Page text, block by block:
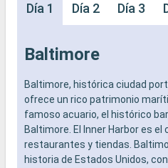
Día 1 Día 2 Día 3
Baltimore
Baltimore, histórica ciudad
ofrece un rico patrimonio
famoso acuario, el histórico
Baltimore. El Inner Harbor es
restaurantes y tiendas.
historia de Estados Unidos,